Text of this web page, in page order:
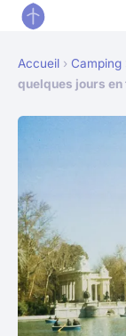
Accueil › Camping
quelques jours en